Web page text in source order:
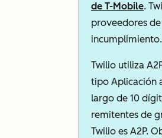
de T-Mobile.
proveedores
incumplimiento.
Twilio utiliza
tipo Aplicación
largo de 10
remitentes de
Twilio es A2P.